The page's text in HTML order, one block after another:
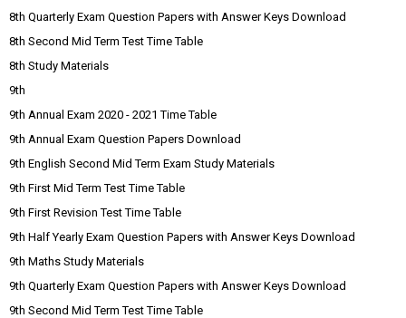
8th Quarterly Exam Question Papers with Answer Keys Download
8th Second Mid Term Test Time Table
8th Study Materials
9th
9th Annual Exam 2020 - 2021 Time Table
9th Annual Exam Question Papers Download
9th English Second Mid Term Exam Study Materials
9th First Mid Term Test Time Table
9th First Revision Test Time Table
9th Half Yearly Exam Question Papers with Answer Keys Download
9th Maths Study Materials
9th Quarterly Exam Question Papers with Answer Keys Download
9th Second Mid Term Test Time Table